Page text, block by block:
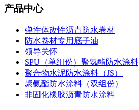
产品中心
弹性体改性沥青防水卷材
防水卷材专用底子油
领导关怀
SPU（单组份）聚氨酯防水涂料
聚合物水泥防水涂料（JS）
聚氨酯防水涂料（双组份）
非固化橡胶沥青防水涂料